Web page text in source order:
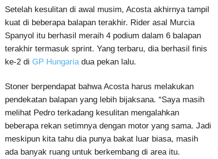
Setelah kesulitan di awal musim, Acosta akhirnya tampil
kuat di beberapa balapan terakhir. Rider asal Murcia
Spanyol itu berhasil meraih 4 podium dalam 6 balapan
terakhir termasuk sprint. Yang terbaru, dia berhasil finis
ke-2 di GP Hungaria dua pekan lalu.
Stoner berpendapat bahwa Acosta harus melakukan
pendekatan balapan yang lebih bijaksana. “Saya masih
melihat Pedro terkadang kesulitan mengalahkan
beberapa rekan setimnya dengan motor yang sama. Jadi
meskipun kita tahu dia punya bakat luar biasa, masih
ada banyak ruang untuk berkembang di area itu.